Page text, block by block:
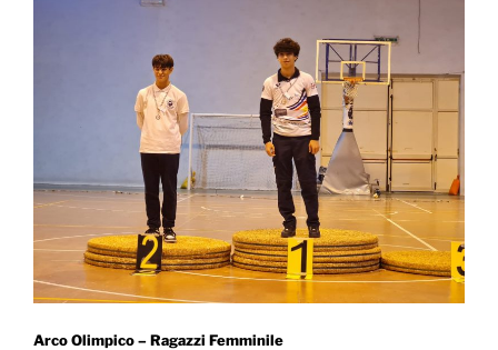
Arco Olimpico – Ragazzi Femminile